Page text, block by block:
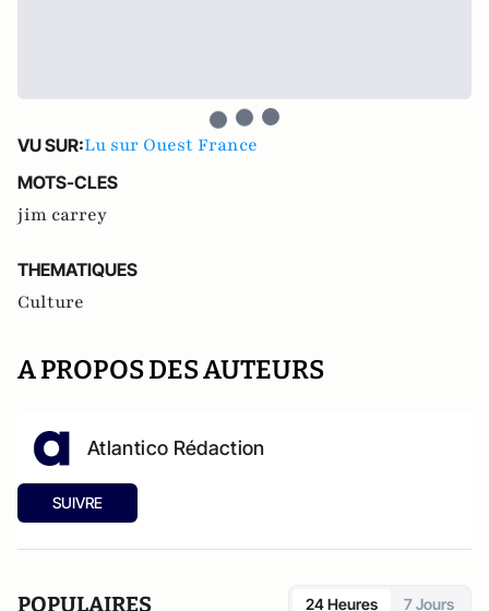
VU SUR:Lu sur Ouest France
MOTS-CLES
jim carrey
THEMATIQUES
Culture
A PROPOS DES AUTEURS
Atlantico Rédaction
SUIVRE
POPULAIRES 24 Heures 7 Jours